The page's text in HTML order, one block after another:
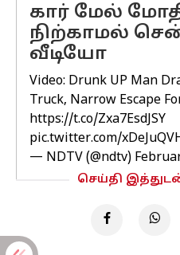
கார் மேல்
நிற்காமல்
வீடியோ
Video: Drunk UP Man
Truck, Narrow Escape
https://t.co/Zxa7EsdJSY
pic.twitter.com/
— NDTV (@ndtv)
செய்தி